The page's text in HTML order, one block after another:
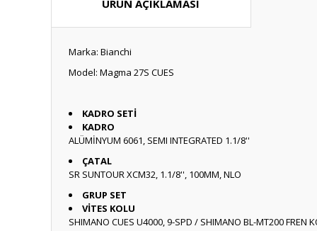
ÜRÜN AÇIKLAMASI
Marka: Bianchi
Model: Magma 27S CUES
KADRO SETİ
KADRO
ALÜMİNYUM 6061, SEMI INTEGRATED 1.1/8''
ÇATAL
SR SUNTOUR XCM32, 1.1/8'', 100MM, NLO
GRUP SET
VİTES KOLU
SHIMANO CUES U4000, 9-SPD / SHIMANO BL-MT200 FREN